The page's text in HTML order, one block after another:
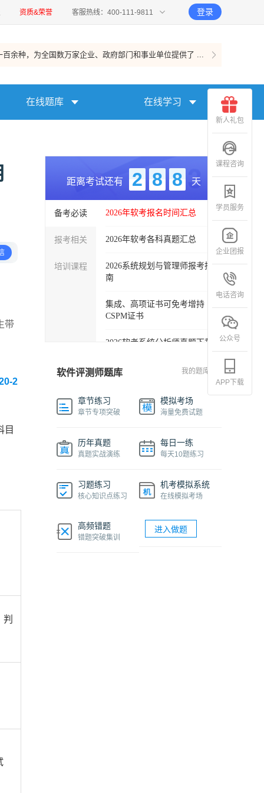
资质&荣誉 客服热线：400-111-9811 登录
百余种，为全国数万家企业、政府部门和事业单位提供了 ...
在线题库 在线学习
带
2
目
距离考试还有 2 8 8 天
备考必读
报考相关
培训课程
2026年软考报名时间汇总
2026年软考各科真题汇总
2026系统规划与管理师报考指
南
集成、高项证书可免考增持
CSPM证书
2026软考系统分析师真题下载
软考各科目自学必备学习包
2027年信息系统项目管理师精
品班
费课程
机考系统操作流程及画图讲解
软考网络工程师视频课程
软件评测师题库 我的题库
章节练习
章节专项突破
模拟考场
海量免费试题
历年真题
真题实战演练
每日一练
每天10题练习
习题练习
核心知识点练习
机考模拟系统
在线模拟考场
高频错题
错题突破集训
进入做题
新人礼包
课程咨询
学员服务
企业团报
电话咨询
公众号
APP下载